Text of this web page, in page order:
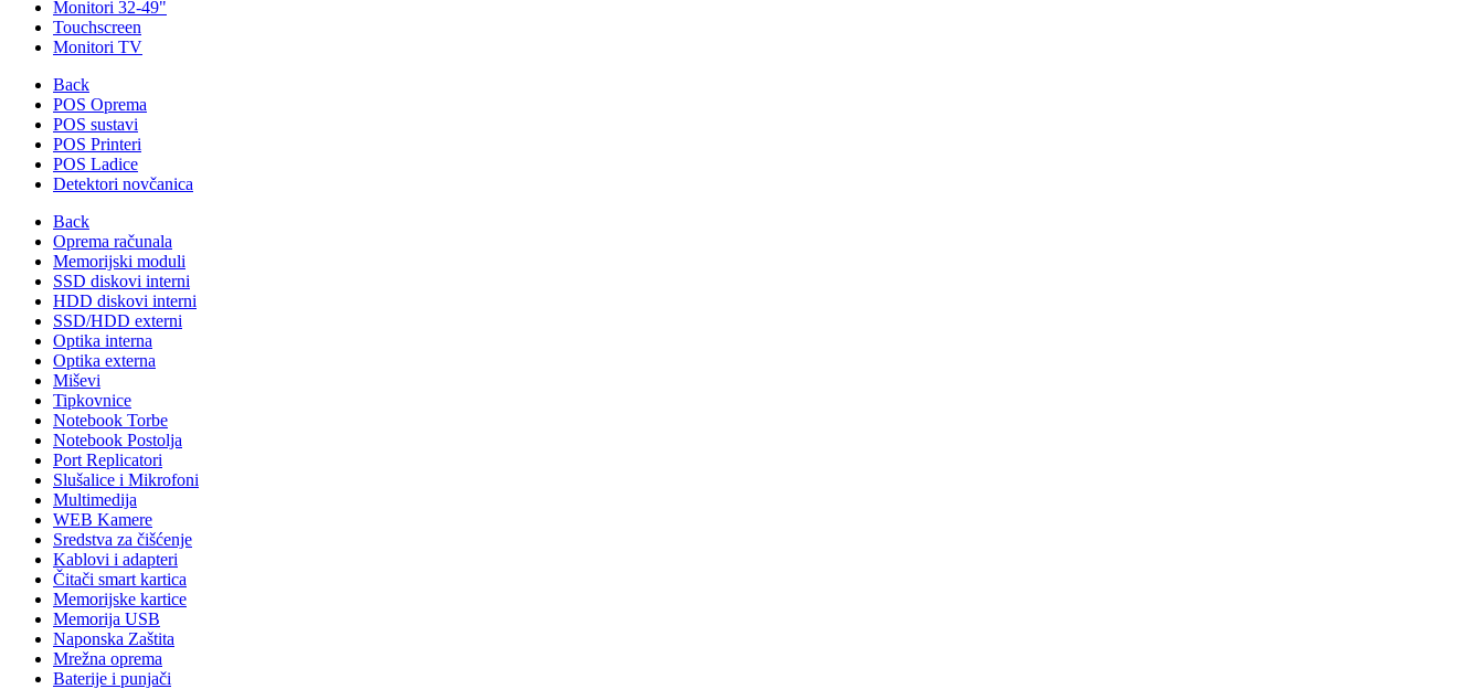
Monitori 32-49"
Touchscreen
Monitori TV
Back
POS Oprema
POS sustavi
POS Printeri
POS Ladice
Detektori novčanica
Back
Oprema računala
Memorijski moduli
SSD diskovi interni
HDD diskovi interni
SSD/HDD externi
Optika interna
Optika externa
Miševi
Tipkovnice
Notebook Torbe
Notebook Postolja
Port Replicatori
Slušalice i Mikrofoni
Multimedija
WEB Kamere
Sredstva za čišćenje
Kablovi i adapteri
Čitači smart kartica
Memorijske kartice
Memorija USB
Naponska Zaštita
Mrežna oprema
Baterije i punjači